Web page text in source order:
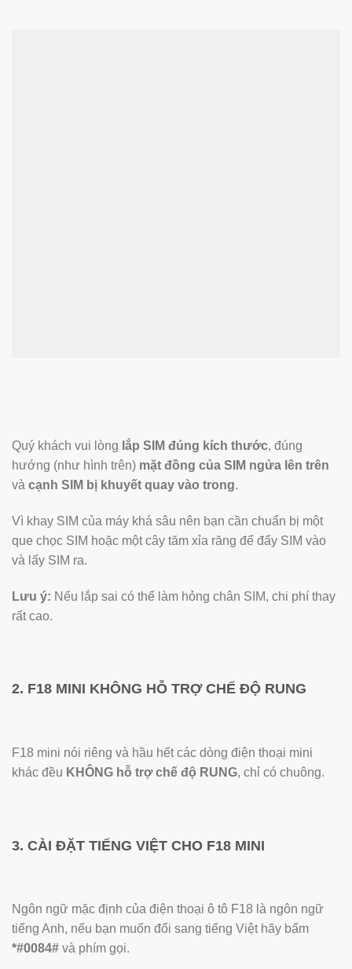
Quý khách vui lòng lắp SIM đúng kích thước, đúng
hướng (như hình trên) mặt đồng của SIM ngửa lên trên
và cạnh SIM bị khuyết quay vào trong.
Vì khay SIM của máy khá sâu nên bạn cần chuẩn bị một
que chọc SIM hoặc một cây tăm xỉa răng để đẩy SIM vào
và lấy SIM ra.
Lưu ý: Nếu lắp sai có thể làm hỏng chân SIM, chi phí thay
rất cao.
2. F18 MINI KHÔNG HỖ TRỢ CHẾ ĐỘ RUNG
F18 mini nói riêng và hầu hết các dòng điện thoại mini
khác đều KHÔNG hỗ trợ chế độ RUNG, chỉ có chuông.
3. CÀI ĐẶT TIẾNG VIỆT CHO F18 MINI
Ngôn ngữ mặc định của điện thoại ô tô F18 là ngôn ngữ
tiếng Anh, nếu bạn muốn đổi sang tiếng Việt hãy bấm
*#0084# và phím gọi.